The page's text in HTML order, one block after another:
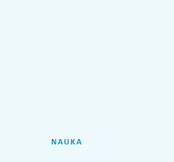
NAUKA